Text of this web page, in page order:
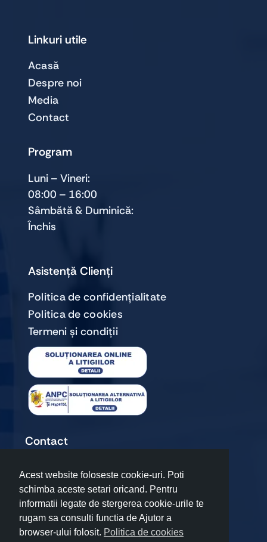
Acest website foloseste cookie-uri. Poti
schimba aceste setari oricand. Pentru
informatii legate de stergerea cookie-urile te
rugam sa consulti functia de Ajutor a
browser-ului folosit. Politica de cookies
Linkuri utile
Acasă
Despre noi
Media
Contact
Program
Luni – Vineri:
08:00 – 16:00
Sâmbătă & Duminică:
Închis
Asistență Clienți
Politica de confidențialitate
Politica de cookies
Termeni și condiții
Contact
+40720 067 909
premiumteam17@gmail.com
Șoseaua Odăii 50, Otopeni, Ilfov